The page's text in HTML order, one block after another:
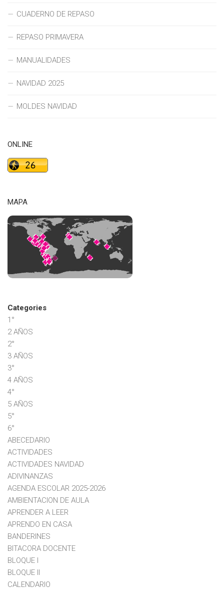
CUADERNO DE REPASO
REPASO PRIMAVERA
MANUALIDADES
NAVIDAD 2025
MOLDES NAVIDAD
ONLINE
MAPA
Categories
1°
2 AÑOS
2°
3 AÑOS
3°
4 AÑOS
4°
5 AÑOS
5°
6°
ABECEDARIO
ACTIVIDADES
ACTIVIDADES NAVIDAD
ADIVINANZAS
AGENDA ESCOLAR 2025-2026
AMBIENTACION DE AULA
APRENDER A LEER
APRENDO EN CASA
BANDERINES
BITACORA DOCENTE
BLOQUE I
BLOQUE II
CALENDARIO